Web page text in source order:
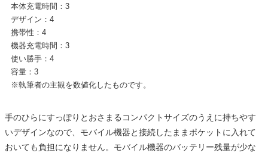
本体充電時間：3
デザイン：4
携帯性：4
機器充電時間：3
使い勝手：4
容量：3
※執筆者の主観を数値化したものです。
手のひらにすっぽりとおさまるコンパクトサイズのうえに持ちやす
いデザインなので、モバイル機器と接続したままポケットに入れて
おいても負担になりません。モバイル機器のバッテリー残量が少な